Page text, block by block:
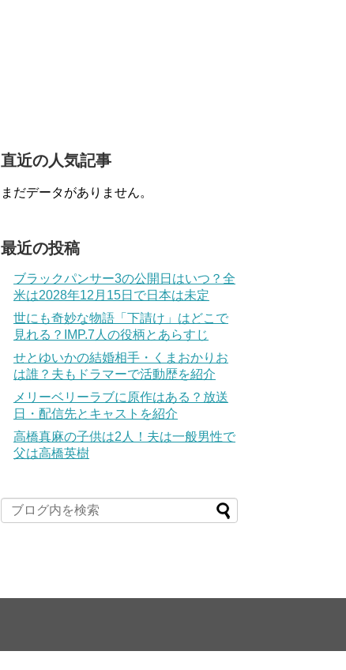
直近の人気記事
まだデータがありません。
最近の投稿
ブラックパンサー3の公開日はいつ？全
米は2028年12月15日で日本は未定
世にも奇妙な物語「下請け」はどこで
見れる？IMP.7人の役柄とあらすじ
せとゆいかの結婚相手・くまおかりお
は誰？夫もドラマーで活動歴を紹介
メリーベリーラブに原作はある？放送
日・配信先とキャストを紹介
高橋真麻の子供は2人！夫は一般男性で
父は高橋英樹